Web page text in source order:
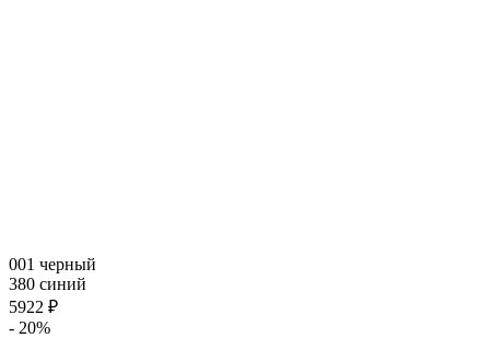
001 черный
380 синий
5922 ₽
- 20%